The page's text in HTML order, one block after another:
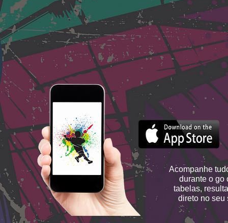
Acompanhe
durante o go
tabelas,
direto no seu